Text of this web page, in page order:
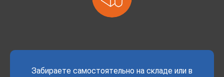
Забираете самостоятельно на складе или в